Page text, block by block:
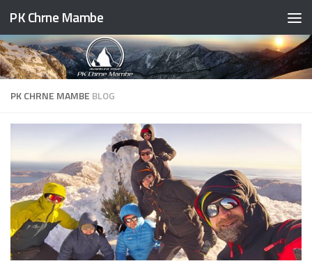
Skip to content
PK Chrne Mambe
PK CHRNE MAMBE BLOG